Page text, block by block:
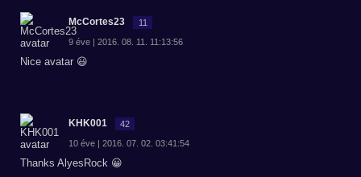
McCortes23 11
9 éve | 2016. 08. 11. 11:13:56
Nice avatar 😃
KHK001 42
10 éve | 2016. 07. 02. 03:41:54
Thanks AlyesRock 😀